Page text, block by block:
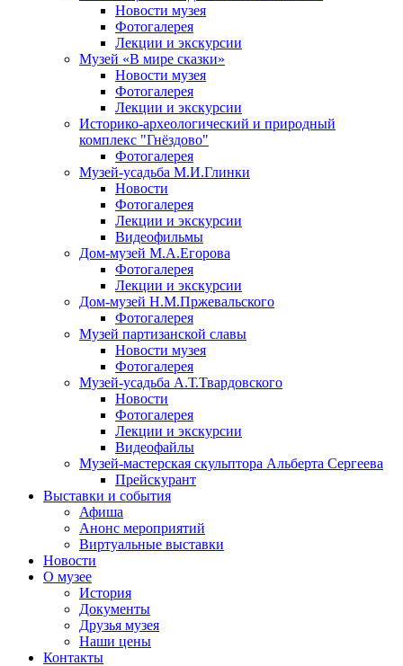
Новости музея
Фотогалерея
Лекции и экскурсии
Музей «В мире сказки»
Новости музея
Фотогалерея
Лекции и экскурсии
Историко-археологический и природный
комплекс "Гнёздово"
Фотогалерея
Музей-усадьба М.И.Глинки
Новости
Фотогалерея
Лекции и экскурсии
Видеофильмы
Дом-музей М.А.Егорова
Фотогалерея
Лекции и экскурсии
Дом-музей Н.М.Пржевальского
Фотогалерея
Музей партизанской славы
Новости музея
Фотогалерея
Музей-усадьба А.Т.Твардовского
Новости
Фотогалерея
Лекции и экскурсии
Видеофайлы
Музей-мастерская скульптора Альберта Сергеева
Прейскурант
Выставки и события
Афиша
Анонс мероприятий
Виртуальные выставки
Новости
О музее
История
Документы
Друзья музея
Наши цены
Контакты